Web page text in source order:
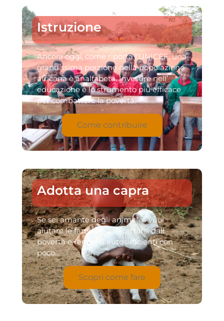
Istruzione
Ancora oggi, come riporta l’UNICEF, una
grandissima porzione della popolazione
africana è analfabeta. Investire nell’
educazione è lo strumento più efficace
per combattere la povertà.
Come contribuire
Adotta una capra
Se sei amante degli animali e vuoi
aiutare le famiglie a riscattarsi dall
povertà e rendersi autosuffcienti con
poco…
Scopri come fare